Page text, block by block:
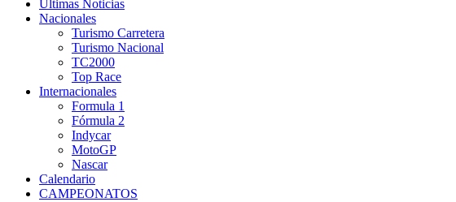
Últimas Noticias
Nacionales
Turismo Carretera
Turismo Nacional
TC2000
Top Race
Internacionales
Formula 1
Fórmula 2
Indycar
MotoGP
Nascar
Calendario
CAMPEONATOS